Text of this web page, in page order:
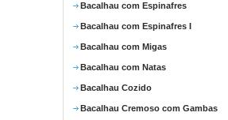
Bacalhau com Espinafres
Bacalhau com Espinafres I
Bacalhau com Migas
Bacalhau com Natas
Bacalhau Cozido
Bacalhau Cremoso com Gambas